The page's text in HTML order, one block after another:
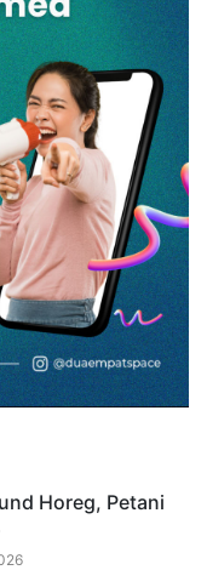
Horeg, Petani